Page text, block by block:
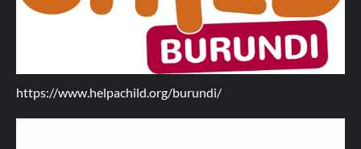
https://www.helpachild.org/burundi/